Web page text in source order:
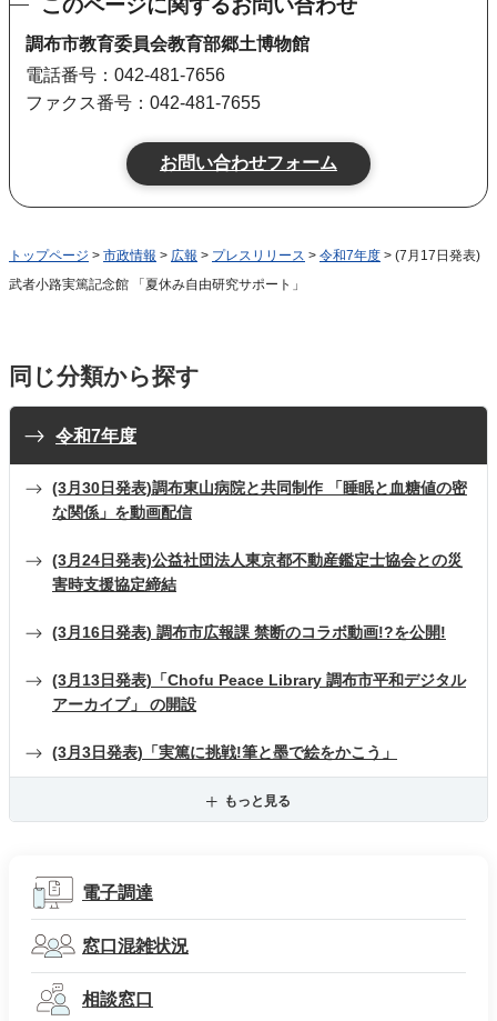
このページに関するお問い合わせ
調布市教育委員会教育部郷土博物館
電話番号：042-481-7656
ファクス番号：042-481-7655
トップページ > 市政情報 > 広報 > プレスリリース > 令和7年度 > (7月17日発表)
武者小路実篤記念館 「夏休み自由研究サポート」
同じ分類から探す
令和7年度
(3月30日発表)調布東山病院と共同制作 「睡眠と血糖値の密
な関係」を動画配信
(3月24日発表)公益社団法人東京都不動産鑑定士協会との災
害時支援協定締結
(3月16日発表) 調布市広報課 禁断のコラボ動画!?を公開!
(3月13日発表)「Chofu Peace Library 調布市平和デジタル
アーカイブ」 の開設
(3月3日発表)「実篤に挑戦!筆と墨で絵をかこう」
もっと見る
電子調達
窓口混雑状況
相談窓口